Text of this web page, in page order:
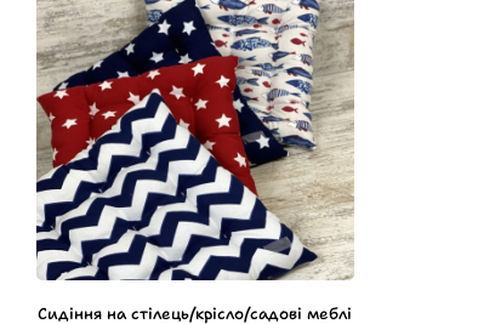
Сидіння на стілець/крісло/садові меблі